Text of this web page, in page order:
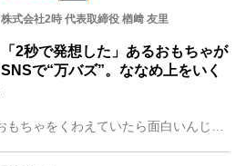
株式会社2時 代表取締役 楢﨑 友里
「2秒で発想した」あるおもちゃが
SNSで“万バズ”。ななめ上をいく